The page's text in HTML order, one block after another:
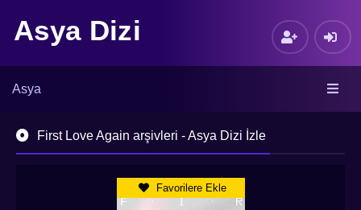
Asya Dizi
Asya
First Love Again arşivleri - Asya Dizi İzle
Favorilere Ekle